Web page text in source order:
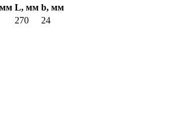
L, мм b, мм
270
24